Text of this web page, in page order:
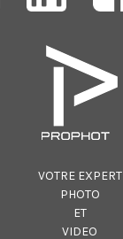
VOTRE EXPERT
PHOTO
ET
VIDEO